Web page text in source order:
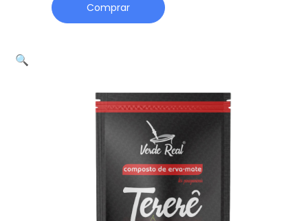
Comprar
🔍